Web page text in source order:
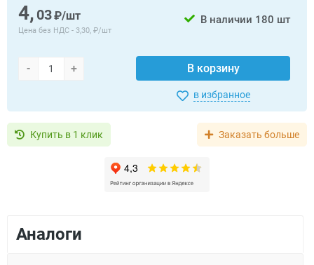
4, 03₽/шт
Цена без НДС - 3,30, ₽/шт
В наличии 180 шт
- + В корзину
в избранное
Купить в 1 клик Заказать больше
Аналоги